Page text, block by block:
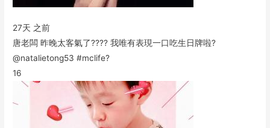
27天 之前
唐老闆 昨晚太客氣了???? 我唯有表現一口吃生日牌啦?
@natalietong53 #mclife?
16